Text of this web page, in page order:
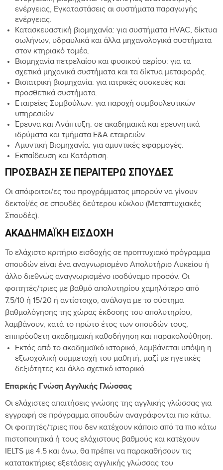
ενέργειας, Εγκαταστάσεις αι συστήματα παραγωγής
ενέργειας.
Κατασκευαστική βιομηχανία: για συστήματα HVAC, δίκτυα
σωλήνων, υδραυλικά και άλλα μηχανολογικά συστήματα
στον κτηριακό τομέα.
Βιομηχανία πετρελαίου και φυσικού αερίου: για τα
σχετικά μηχανικά συστήματα και τα δίκτυα μεταφοράς.
Βιοϊατρική βιομηχανία: για ιατρικές συσκευές και
προσθετικά συστήματα.
Εταιρείες Συμβούλων: για παροχή συμβουλευτικών
υπηρεσιών.
Έρευνα και Ανάπτυξη: σε ακαδημαϊκά και ερευνητικά
ιδρύματα και τμήματα Ε&Α εταιρειών.
Αμυντική Βιομηχανία: για αμυντικές εφαρμογές.
Εκπαίδευση και Κατάρτιση.
ΠΡΌΣΒΑΣΗ ΣΕ ΠΕΡΑΙΤΈΡΩ ΣΠΟΥΔΈΣ
Οι απόφοιτοι/ες του προγράμματος μπορούν να γίνουν
δεκτοί/ές σε σπουδές δεύτερου κύκλου (Μεταπτυχιακές
Σπουδές).
ΑΚΑΔΗΜΑΪΚΉ ΕΙΣΔΟΧΉ
Το ελάχιστο κριτήριο εισδοχής σε προπτυχιακό πρόγραμμα
σπουδών είναι ένα αναγνωρισμένο Απολυτήριο Λυκείου ή
άλλο διεθνώς αναγνωρισμένο ισοδύναμο προσόν. Οι
φοιτητές/τριες με βαθμό απολυτηρίου χαμηλότερο από
7.5/10 ή 15/20 ή αντίστοιχο, ανάλογα με το σύστημα
βαθμολόγησης της χώρας έκδοσης του απολυτηρίου,
λαμβάνουν, κατά το πρώτο έτος των σπουδών τους,
επιπρόσθετη ακαδημαϊκή καθοδήγηση και παρακολούθηση.
Εκτός από το ακαδημαϊκό ιστορικό, λαμβάνεται υπόψη η
εξωσχολική συμμετοχή του μαθητή, μαζί με ηγετικές
δεξιότητες και άλλο σχετικό ιστορικό.
Επαρκής Γνώση Αγγλικής Γλώσσας
Οι ελάχιστες απαιτήσεις γνώσης της αγγλικής γλώσσας για
εγγραφή σε πρόγραμμα σπουδών αναγράφονται πιο κάτω.
Οι φοιτητές/τριες που δεν κατέχουν κάποιο από τα πιο κάτω
πιστοποιητικά ή τους ελάχιστους βαθμούς και κατέχουν
IELTS με 4.5 και άνω, θα πρέπει να παρακαθήσουν τις
κατατακτήριες εξετάσεις αγγλικής γλώσσας του